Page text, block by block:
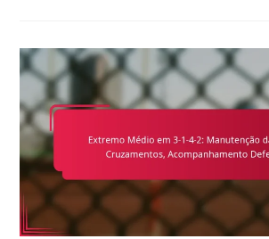
2:
Criatividade,
Marcação
De
Golos,
Jogo
Ligação